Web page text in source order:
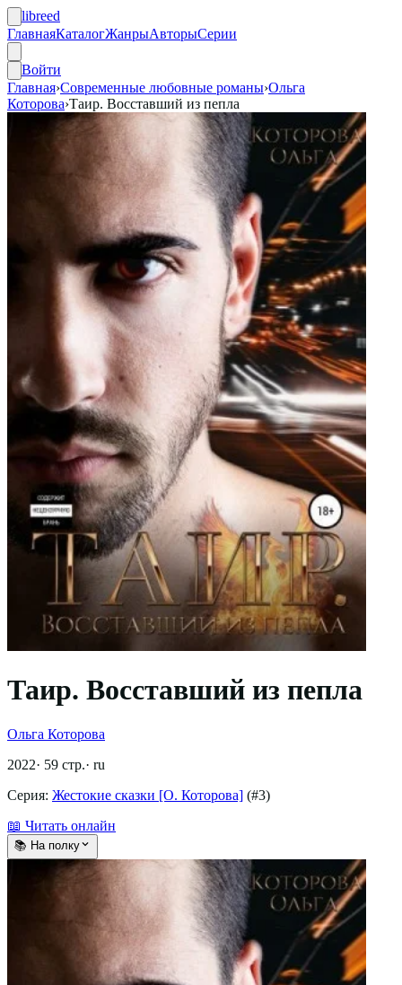
libreed
ГлавнаяКаталогЖанрыАвторыСерии
Войти
Главная›Современные любовные романы›Ольга
Которова›Таир. Восставший из пепла
Таир. Восставший из пепла
Ольга Которова
2022· 59 стр.· ru
Серия: Жестокие сказки [О. Которова] (#3)
📖 Читать онлайн
📚 На полку